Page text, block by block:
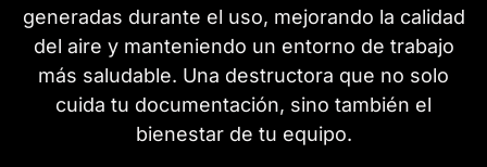
generadas durante el uso, mejorando la calidad
del aire y manteniendo un entorno de trabajo
más saludable. Una destructora que no solo
cuida tu documentación, sino también el
bienestar de tu equipo.